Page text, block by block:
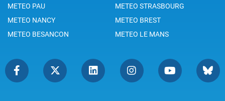
METEO PAU
METEO STRASBOURG
METEO NANCY
METEO BREST
METEO BESANCON
METEO LE MANS